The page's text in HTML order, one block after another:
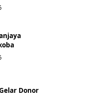
Donor